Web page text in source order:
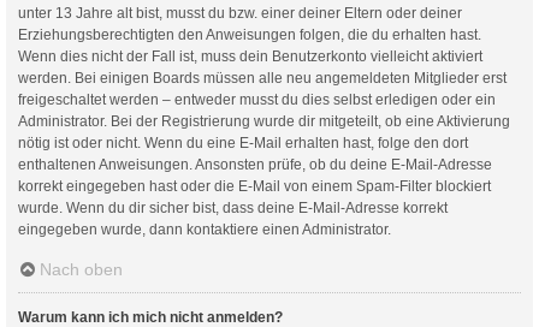
unter 13 Jahre alt bist, musst du bzw. einer deiner Eltern oder deiner
Erziehungsberechtigten den Anweisungen folgen, die du erhalten hast.
Wenn dies nicht der Fall ist, muss dein Benutzerkonto vielleicht aktiviert
werden. Bei einigen Boards müssen alle neu angemeldeten Mitglieder erst
freigeschaltet werden – entweder musst du dies selbst erledigen oder ein
Administrator. Bei der Registrierung wurde dir mitgeteilt, ob eine Aktivierung
nötig ist oder nicht. Wenn du eine E-Mail erhalten hast, folge den dort
enthaltenen Anweisungen. Ansonsten prüfe, ob du deine E-Mail-Adresse
korrekt eingegeben hast oder die E-Mail von einem Spam-Filter blockiert
wurde. Wenn du dir sicher bist, dass deine E-Mail-Adresse korrekt
eingegeben wurde, dann kontaktiere einen Administrator.
Nach oben
Warum kann ich mich nicht anmelden?